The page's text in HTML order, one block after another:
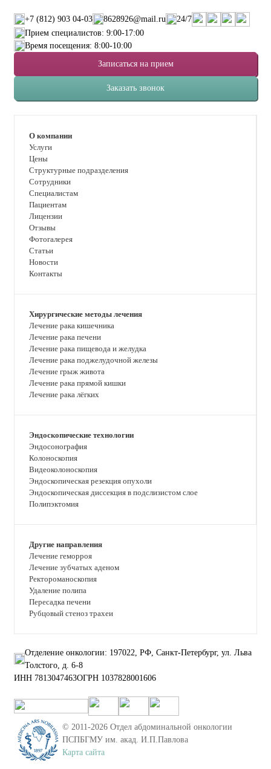
+7 (812) 903 04-03 8628926@mail.ru
24/7
Прием специалистов: 9:00-17:00
Время посещения: 8:00-10:00
Записаться на прием
Заказать звонок
О компании
Услуги
Цены
Структурные подразделения
Сотрудники
Специалистам
Пациентам
Лицензии
Отзывы
Фотогалерея
Статьи
Новости
Контакты
Хирургические методы лечения
Лечение рака кишечника
Лечение рака печени
Лечение рака пищевода и желудка
Лечение рака поджелудочной железы
Лечение грыж живота
Лечение рака прямой кишки
Лечение рака лёгких
Эндоскопические технологии
Эндосонография
Колоноскопия
Видеоколоноскопия
Эндоскопическая резекция опухоли
Эндоскопическая диссекция в подслизистом слое
Полипэктомия
Другие направления
Лечение геморроя
Лечение зубчатых аденом
Ректороманоскопия
Удаление полипа
Пересадка печени
Рубцовый стеноз трахеи
Отделение онкологии: 197022, РФ, Санкт-Петербург, ул. Льва
Толстого, д. 6-8
ИНН 7813047463ОГРН 1037828001606
© 2011-2026 Отдел абдоминальной онкологии
ПСПБГМУ им. акад. И.П.Павлова
Карта сайта